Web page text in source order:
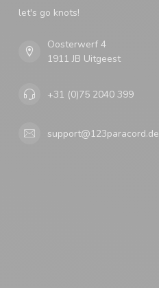
let's go knots!
Oosterwerf 4
1911 JB Uitgeest
+31 (0)75 2040 399
support@123paracord.de